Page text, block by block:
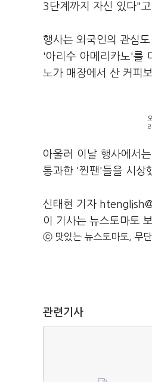
3단계까지 자신 있다"
행사는 외국인의 관심
'아리수 아메리카노'를
노가 매장에서 산 커피
아울러 이날 행사에서
통과한 '찐팬'들을 시상
신태현 기자
이 기사는 뉴스토마토
ⓒ 맛있는 뉴스토마토, 무단
관련기사